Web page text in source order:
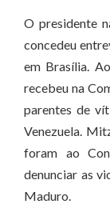
O presidente
concedeu
em Brasília.
recebeu na
parentes de
Venezuela.
foram ao
denunciar as
Maduro.